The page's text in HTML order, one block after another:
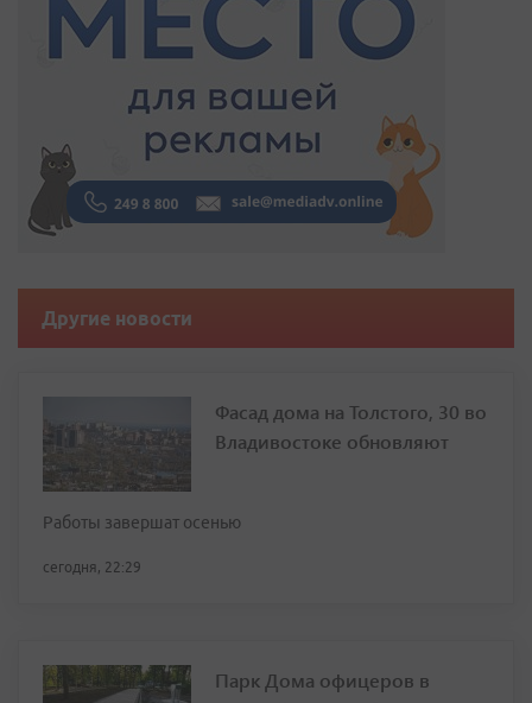
Другие новости
Фасад дома на Толстого, 30 во
Владивостоке обновляют
Работы завершат осенью
сегодня, 22:29
Парк Дома офицеров в